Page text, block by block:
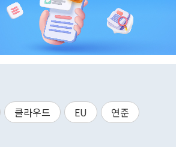
클라우드 EU
연준